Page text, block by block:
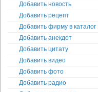
Добавить новость
Добавить рецепт
Добавить фирму в каталог
Добавить анекдот
Добавить цитату
Добавить видео
Добавить фото
Добавить радио